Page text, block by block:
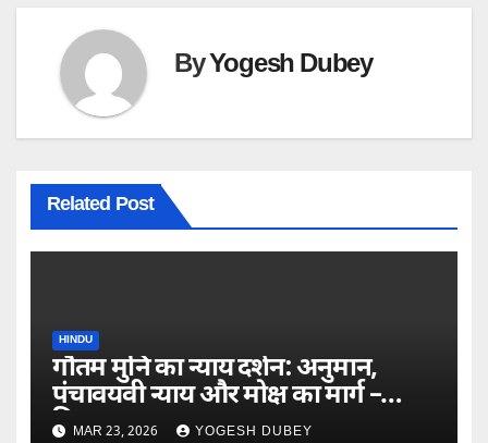
ByYogesh Dubey
Related Post
HINDU
गौतम मुनि का न्याय दर्शन: अनुमान,
पंचावयवी न्याय और मोक्ष का मार्ग –
विस्तृत अध्ययन
MAR 23, 2026 YOGESH DUBEY